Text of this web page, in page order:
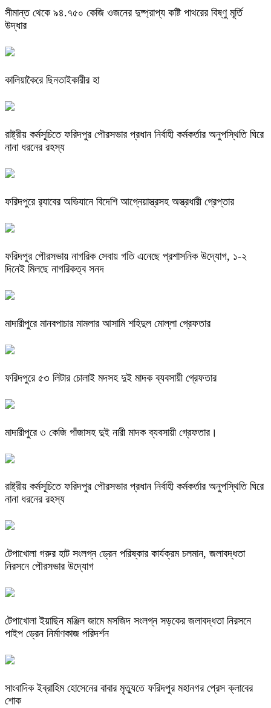
সীমান্ত থেকে ৯৪.৭৫০ কেজি ওজনের দুষ্প্রাপ্য কষ্টি পাথরের বিষ্ণু মূর্তি
উদ্ধার
কালিয়াকৈরে ছিনতাইকারীর হা
রাষ্ট্রীয় কর্মসূচিতে ফরিদপুর পৌরসভার প্রধান নির্বাহী কর্মকর্তার অনুপস্থিতি ঘিরে
নানা ধরনের রহস্য
ফরিদপুরে র‌্যাবের অভিযানে বিদেশি আগ্নেয়াস্ত্রসহ অস্ত্রধারী গ্রেপ্তার
ফরিদপুর পৌরসভায় নাগরিক সেবায় গতি এনেছে প্রশাসনিক উদ্যোগ, ১-২
দিনেই মিলছে নাগরিকত্ব সনদ
মাদারীপুরে মানবপাচার মামলার আসামি শহিদুল মোল্লা গ্রেফতার
ফরিদপুরে ৫৩ লিটার চোলাই মদসহ দুই মাদক ব্যবসায়ী গ্রেফতার
মাদারীপুরে ৩ কেজি গাঁজাসহ দুই নারী মাদক ব্যবসায়ী গ্রেফতার।
রাষ্ট্রীয় কর্মসূচিতে ফরিদপুর পৌরসভার প্রধান নির্বাহী কর্মকর্তার অনুপস্থিতি ঘিরে
নানা ধরনের রহস্য
টেপাখোলা গরুর হাট সংলগ্ন ড্রেন পরিষ্কার কার্যক্রম চলমান, জলাবদ্ধতা
নিরসনে পৌরসভার উদ্যোগ
টেপাখোলা ইয়াছিন মঞ্জিল জামে মসজিদ সংলগ্ন সড়কের জলাবদ্ধতা নিরসনে
পাইপ ড্রেন নির্মাণকাজ পরিদর্শন
সাংবাদিক ইব্রাহিম হোসেনের বাবার মৃত্যুতে ফরিদপুর মহানগর প্রেস ক্লাবের
শোক